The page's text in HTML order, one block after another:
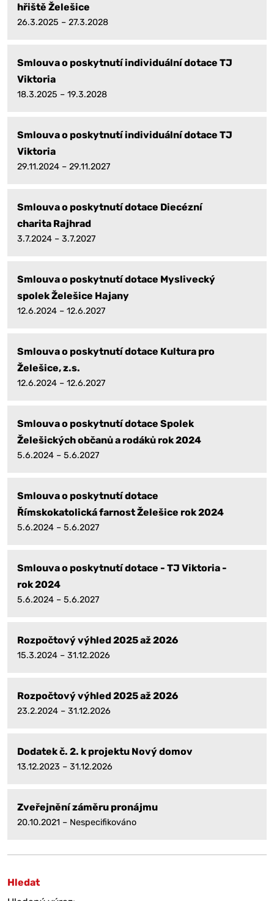
hřiště Želešice
26.3.2025 – 27.3.2028
Smlouva o poskytnutí individuální dotace TJ
Viktoria
18.3.2025 – 19.3.2028
Smlouva o poskytnutí individuální dotace TJ
Viktoria
29.11.2024 – 29.11.2027
Smlouva o poskytnutí dotace Diecézní
charita Rajhrad
3.7.2024 – 3.7.2027
Smlouva o poskytnutí dotace Myslivecký
spolek Želešice Hajany
12.6.2024 – 12.6.2027
Smlouva o poskytnutí dotace Kultura pro
Želešice, z.s.
12.6.2024 – 12.6.2027
Smlouva o poskytnutí dotace Spolek
Želešických občanů a rodáků rok 2024
5.6.2024 – 5.6.2027
Smlouva o poskytnutí dotace
Římskokatolická farnost Želešice rok 2024
5.6.2024 – 5.6.2027
Smlouva o poskytnutí dotace - TJ Viktoria -
rok 2024
5.6.2024 – 5.6.2027
Rozpočtový výhled 2025 až 2026
15.3.2024 – 31.12.2026
Rozpočtový výhled 2025 až 2026
23.2.2024 – 31.12.2026
Dodatek č. 2. k projektu Nový domov
13.12.2023 – 31.12.2026
Zveřejnění záměru pronájmu
20.10.2021 – Nespecifikováno
Hledat